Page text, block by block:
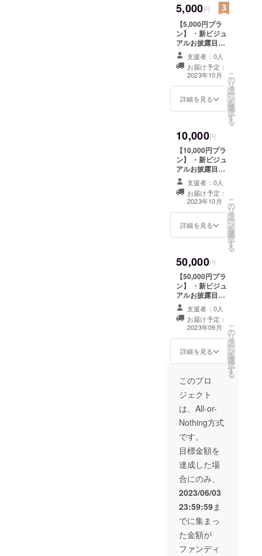
.com/akito24
53
礼動画はギガ
ファイル便にて
お渡ししま
す。） お礼動画
の内容 ・収録時
間：1分 ・提供
方法：ギガファ
イル便 ・本リ
開することは禁
止です。
5,000円
【5,000円プラ
ン】 ・新ビジュ
アルお披露目配
信エンディング
でのクレジット
表記（文字の
み） ・お礼動
画 1分 ・支援
者限定イラス
名前」をご記入
ください。 ※イ
ラストはデータ
の物をお渡しし
ます。 （お礼動
画及びイラスト
はギガファイル
便にてお渡しし
ます。） お礼動
画の内容 ・収録
時間：1分 ・提
供方法：ギガ
リターンの内容
を無断で転載・
公開することは
禁止です。
支援者：0人
お届け予定：
2023年10月
詳細を見る
こ
の
リ
タ
ー
ン
を
選
択
す
る
10,000円
【10,000円プラ
ン】 ・新ビジュ
アルお披露目配
信エンディング
でのクレジット
表記（文字の
み） ・お礼動
画 1分 ・支援
者限定イラスト2
に「表記したい
お名前」をご記
入ください。 ※
お名前呼びお礼
動画で「呼ばれ
たい名前」を別
途ご記入くださ
い。 （お礼動画
及びイラストは
ギガファイル便
にてお渡ししま
す。） お礼動画
の内容 ・収録時
間：1分 ・提供
方法：ギガファ
でお呼びするお
名前を備考欄に
記載ください。
・お名前は動画
の冒頭でお呼び
します。 ・本リ
ターンの内容を
無断で転載・公
止です。
支援者：0人
お届け予定：
2023年10月
詳細を見る
こ
の
リ
タ
ー
ン
を
選
択
す
る
50,000円
【50,000円プラ
ン】 ・新ビジュ
アルお披露目配
信エンディング
でのクレジット
表記（文字の
み） ・お礼動
画 1分 ・支援
者限定イラスト2
・支援者限定ア
ド 匿名配送予
定 サイズ:50平
備考欄に「表記
したいお名前」
をご記入くださ
い。 ※お名前呼
びお礼動画で
「呼ばれたい名
前」を別途ご記
入ください。
イラストはギガ
ファイル便にて
お渡ししま
す。） お礼動画
の内容 ・収録時
支援者：0人
お届け予定：
2023年09月
詳細を見る
こ
の
リ
タ
ー
ン
を
選
択
す
る
このプロ
ジェクト
は、All-or-
Nothing方式
です。
目標金額を
達成した場
合にのみ、
2023/06/03
23:59:59ま
でに集まっ
た金額が
ファンディ